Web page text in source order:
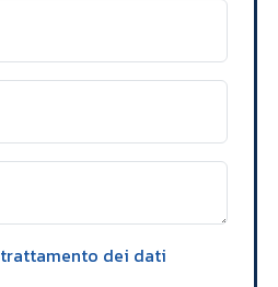
trattamento dei dati